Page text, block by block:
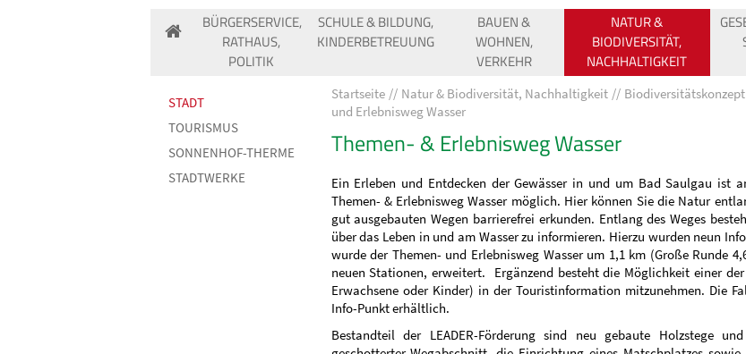
BÜRGERSERVICE,
RATHAUS,
POLITIK
SCHULE & BILDUNG,
KINDERBETREUUNG
BAUEN &
WOHNEN,
VERKEHR
NATUR &
BIODIVERSITÄT,
NACHHALTIGKEIT
STADT
TOURISMUS
SONNENHOF-THERME
STADTWERKE
Startseite Natur & Biodiversität, Nachhaltigkeit Biodiversitätskonzept
und Erlebnisweg Wasser
Themen- & Erlebnisweg Wasser
Ein Erleben und Entdecken der Gewässer in und um Bad Saulgau ist
Themen- & Erlebnisweg Wasser möglich. Hier können Sie die Natur
gut ausgebauten Wegen barrierefrei erkunden. Entlang des Weges
über das Leben in und am Wasser zu informieren. Hierzu wurden neun
wurde der Themen- und Erlebnisweg Wasser um 1,1 km (Große Runde
neuen Stationen, erweitert. Ergänzend besteht die Möglichkeit einer
Erwachsene oder Kinder) in der Touristinformation mitzunehmen. Die
Info-Punkt erhältlich.
Bestandteil der LEADER-Förderung sind neu gebaute Holzstege